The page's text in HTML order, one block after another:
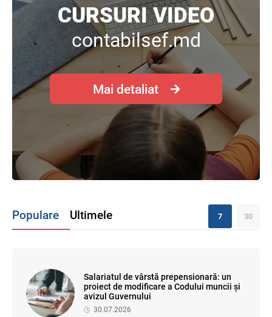
CURSURI VIDEO
contabilsef.md
Mai detaliat
Populare Ultimele 7 30
Salariatul de vârstă prepensionară: un
proiect de modificare a Codului muncii și
avizul Guvernului
30.07.2026